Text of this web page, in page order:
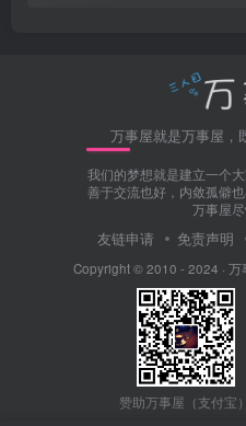
万事屋就是万事屋，
我们的梦想就是建立一个
善于交流也好，内敛孤僻
万事屋尽
友链申请 免责声明
Copyright © 2010 - 2024 · 万
赞助万事屋（支付宝）